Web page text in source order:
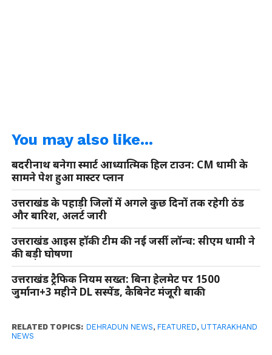
You may also like...
बदरीनाथ बनेगा स्मार्ट आध्यात्मिक हिल टाउन: CM धामी के
सामने पेश हुआ मास्टर प्लान
उत्तराखंड के पहाड़ी जिलों में अगले कुछ दिनों तक रहेगी ठंड
और बारिश, अलर्ट जारी
उत्तराखंड आइस हॉकी टीम की नई जर्सी लॉन्च: सीएम धामी ने
की बड़ी घोषणा
उत्तराखंड ट्रैफिक नियम सख्त: बिना हेलमेट पर 1500
जुर्माना+3 महीने DL सस्पेंड, कैबिनेट मंजूरी बाकी
RELATED TOPICS: DEHRADUN NEWS, FEATURED, UTTARAKHAND
NEWS